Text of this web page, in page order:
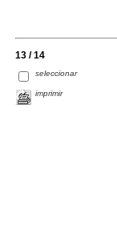
13 / 14
seleccionar
imprimir